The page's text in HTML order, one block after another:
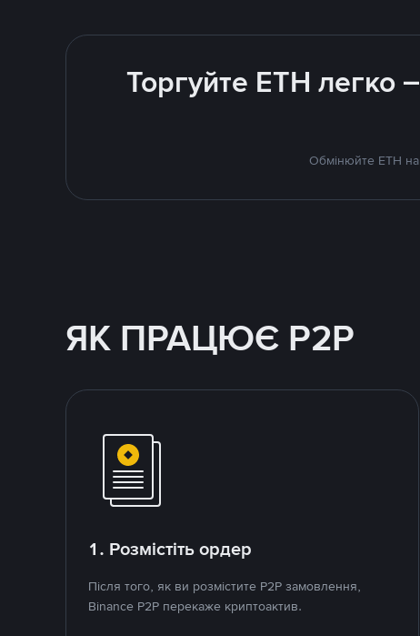
Торгуйте ETH легко
Обмінюйте ETH на
ЯК ПРАЦЮЄ P2P
1. Розмістіть ордер
Після того, як ви розмістите P2P замовлення,
Binance P2P перекаже криптоактив.